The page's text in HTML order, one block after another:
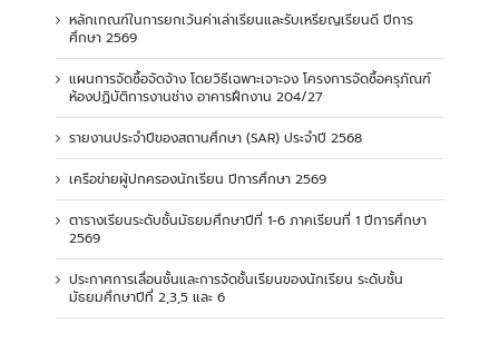
หลักเกณฑ์ในการยกเว้นค่าเล่าเรียนและรับเหรียญเรียนดี ปีการ
ศึกษา 2569
แผนการจัดซื้อจัดจ้าง โดยวิธีเฉพาะเจาะจง โครงการจัดซื้อครุภัณฑ์
ห้องปฏิบัติการงานช่าง อาคารฝึกงาน 204/27
รายงานประจำปีของสถานศึกษา (SAR) ประจำปี 2568
เครือข่ายผู้ปกครองนักเรียน ปีการศึกษา 2569
ตารางเรียนระดับชั้นมัธยมศึกษาปีที่ 1-6 ภาคเรียนที่ 1 ปีการศึกษา
2569
ประกาศการเลื่อนชั้นและการจัดชั้นเรียนของนักเรียน ระดับชั้น
มัธยมศึกษาปีที่ 2,3,5 และ 6